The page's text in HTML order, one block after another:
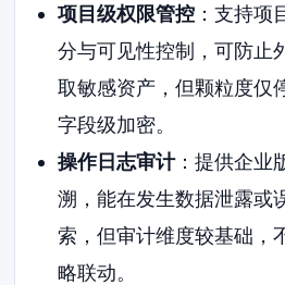
项目级权限管控：支持项
分与可见性控制，可防止
取敏感资产，但颗粒度仅
字段级加密。
操作日志审计：提供企业
溯，能在发生数据泄露或
索，但审计维度较基础，
略联动。